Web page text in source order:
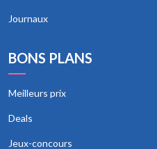
Journaux
BONS PLANS
Meilleurs prix
Deals
Jeux-concours